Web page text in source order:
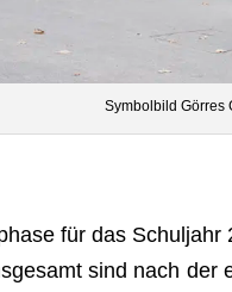
Sym­bol­bild Gör­res
für das
sind nach der